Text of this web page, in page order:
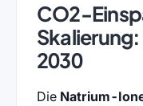
CO2-
2030
Die Natrium-